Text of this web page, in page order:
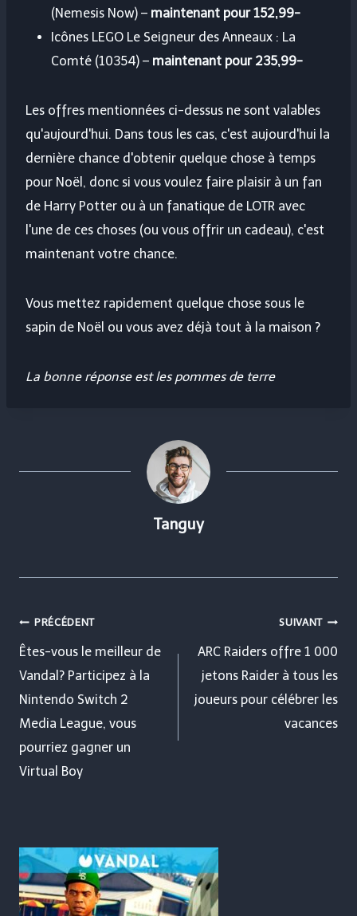
(Nemesis Now) – maintenant pour 152,99-
Icônes LEGO Le Seigneur des Anneaux : La
Comté (10354) – maintenant pour 235,99-
Les offres mentionnées ci-dessus ne sont valables
qu'aujourd'hui. Dans tous les cas, c'est aujourd'hui la
dernière chance d'obtenir quelque chose à temps
pour Noël, donc si vous voulez faire plaisir à un fan
de Harry Potter ou à un fanatique de LOTR avec
l'une de ces choses (ou vous offrir un cadeau), c'est
maintenant votre chance.
Vous mettez rapidement quelque chose sous le
sapin de Noël ou vous avez déjà tout à la maison ?
La bonne réponse est les pommes de terre
Tanguy
Navigation
de
l’article
PRÉCÉDENT
Êtes-vous le meilleur de
Vandal? Participez à la
Nintendo Switch 2
Media League, vous
pourriez gagner un
Virtual Boy
SUIVANT
ARC Raiders offre 1 000
jetons Raider à tous les
joueurs pour célébrer les
vacances